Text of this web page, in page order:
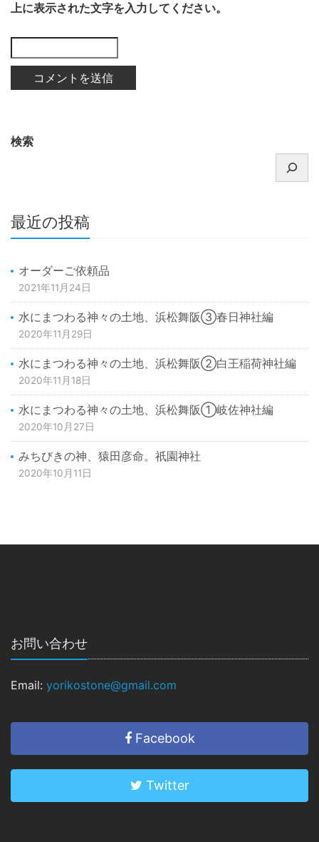
上に表示された文字を入力してください。
検索
最近の投稿
オーダーご依頼品
2021年11月24日
水にまつわる神々の土地、浜松舞阪③春日神社編
2020年11月29日
水にまつわる神々の土地、浜松舞阪②白王稲荷神社編
2020年11月18日
水にまつわる神々の土地、浜松舞阪①岐佐神社編
2020年10月27日
みちびきの神、猿田彦命。祇園神社
2020年10月11日
お問い合わせ
Email: yorikostone@gmail.com
Facebook
Twitter